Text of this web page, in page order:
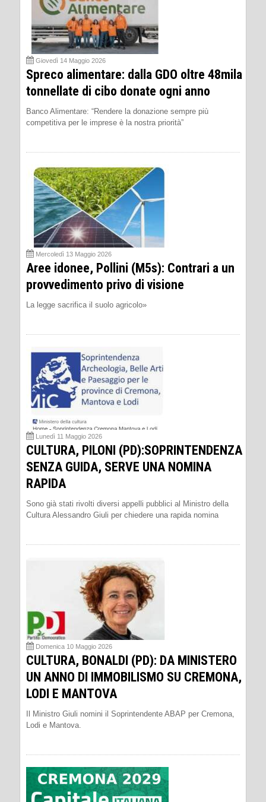
Giovedì 14 Maggio 2026
Spreco alimentare: dalla GDO oltre 48mila
tonnellate di cibo donate ogni anno
Banco Alimentare: “Rendere la donazione sempre più
competitiva per le imprese è la nostra priorità”
Mercoledì 13 Maggio 2026
Aree idonee, Pollini (M5s): Contrari a un
provvedimento privo di visione
La legge sacrifica il suolo agricolo»
Lunedì 11 Maggio 2026
CULTURA, PILONI (PD):SOPRINTENDENZA
SENZA GUIDA, SERVE UNA NOMINA
RAPIDA
Sono già stati rivolti diversi appelli pubblici al Ministro della
Cultura Alessandro Giuli per chiedere una rapida nomina
Domenica 10 Maggio 2026
CULTURA, BONALDI (PD): DA MINISTERO
UN ANNO DI IMMOBILISMO SU CREMONA,
LODI E MANTOVA
Il Ministro Giuli nomini il Soprintendente ABAP per Cremona,
Lodi e Mantova.